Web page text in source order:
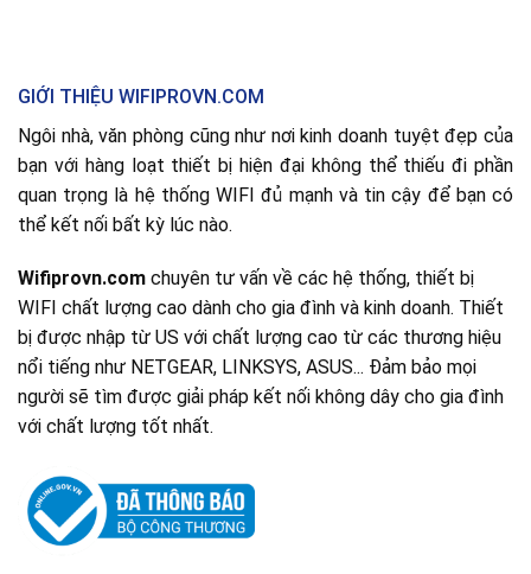
GIỚI THIỆU WIFIPROVN.COM
Ngôi nhà, văn phòng cũng như nơi kinh doanh tuyệt đẹp của
bạn với hàng loạt thiết bị hiện đại không thể thiếu đi phần
quan trọng là hệ thống WIFI đủ mạnh và tin cậy để bạn có
thể kết nối bất kỳ lúc nào.
Wifiprovn.com chuyên tư vấn về các hệ thống, thiết bị
WIFI chất lượng cao dành cho gia đình và kinh doanh. Thiết
bị được nhập từ US với chất lượng cao từ các thương hiệu
nổi tiếng như NETGEAR, LINKSYS, ASUS... Đảm bảo mọi
người sẽ tìm được giải pháp kết nối không dây cho gia đình
với chất lượng tốt nhất.